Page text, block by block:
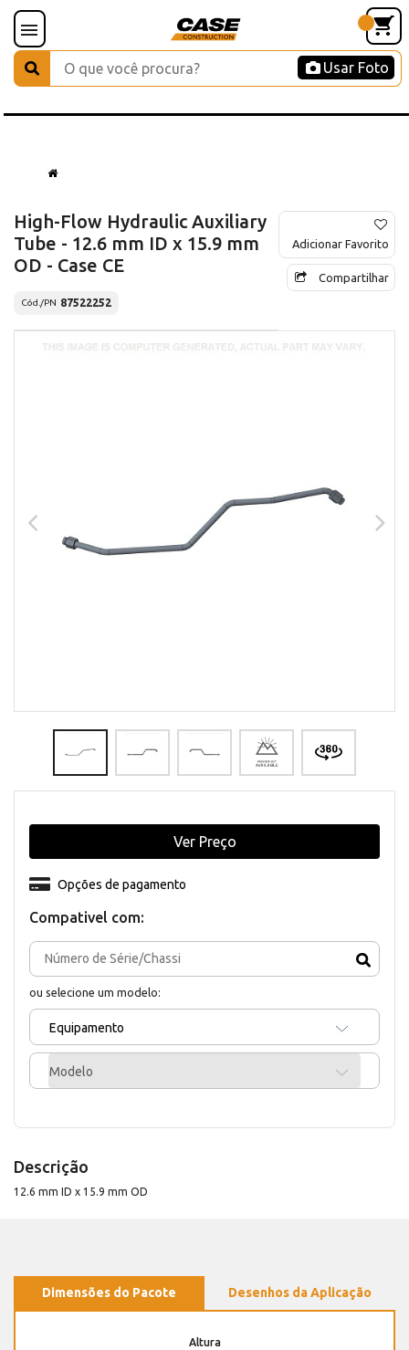
Usar Foto
High-Flow Hydraulic Auxiliary
Tube - 12.6 mm ID x 15.9 mm
OD - Case CE
Cód./PN 87522252
Adicionar Favorito
Compartilhar
Compativel com:
ou selecione um modelo:
Equipamento
Modelo
Opções de pagamento
Ver Preço
Descrição
12.6 mm ID x 15.9 mm OD
Dimensões do Pacote Desenhos da Aplicação
Altura